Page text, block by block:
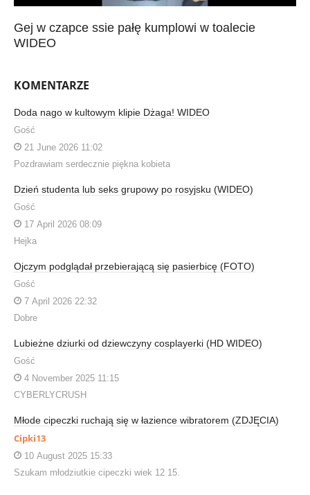
Gej w czapce ssie pałę kumplowi w toalecie
WIDEO
KOMENTARZE
Doda nago w kultowym klipie Dżaga! WIDEO
Gość
21 June 2026 11:02
Pozdrawiam serdecznie piękna kobieta
Dzień studenta lub seks grupowy po rosyjsku (WIDEO)
Gość
17 April 2026 08:09
Hejka
Ojczym podglądał przebierającą się pasierbicę (FOTO)
Gość
7 April 2026 22:32
Dobre
Lubieżne dziurki od dziewczyny cosplayerki (HD WIDEO)
Gość
4 November 2025 11:15
CYBERLYCRUSH
Młode cipeczki ruchają się w łazience wibratorem (ZDJĘCIA)
Cipki13
10 August 2025 15:33
Szukam młodziutkie cipeczki wiek 12 15.